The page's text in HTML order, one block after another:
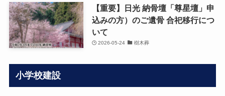
【重要】日光 納骨壇「尊星壇」申
込みの方）のご遺骨 合祀移行につ
いて
2026-05-24 樹木葬
小学校建設